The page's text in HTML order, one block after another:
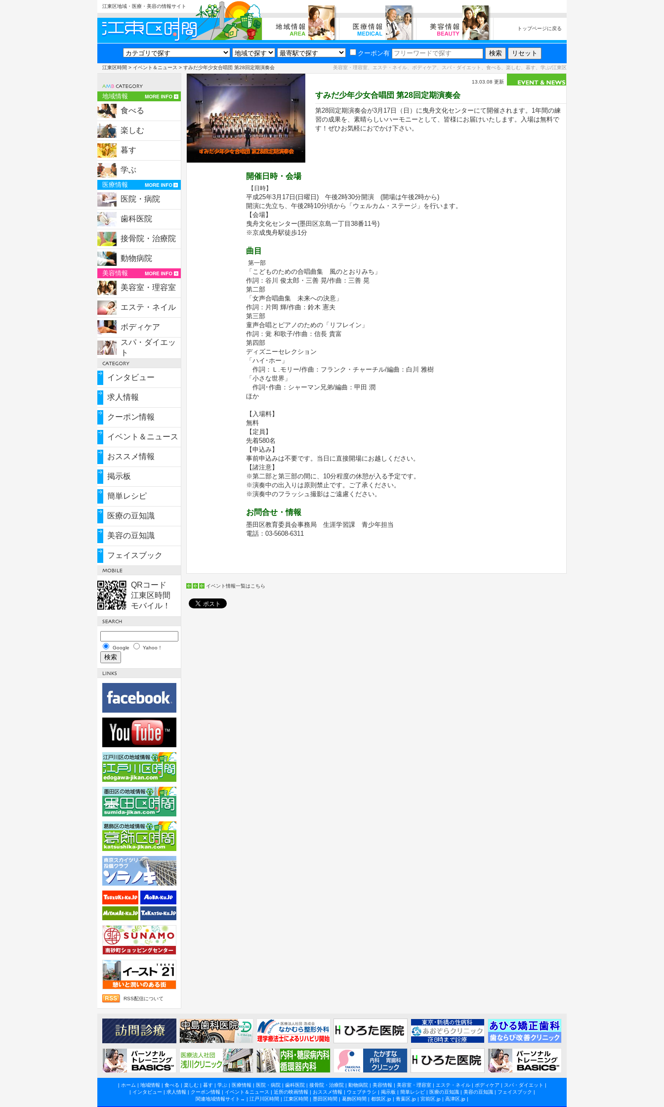
江東区地域・医療・美容の情報サイト
トップページに戻る
クーポン有
江東区時間 > イベント＆ニュース > すみだ少年少女合唱団 第28回定期演奏会 美容室・理容室、エステ・ネイル、ボディケア、スパ・ダイエット、食べる、楽しむ、暮す、学ぶ/江東区
地域情報
食べる
楽しむ
暮す
学ぶ
医療情報
医院・病院
歯科医院
接骨院・治療院
動物病院
美容情報
美容室・理容室
エステ・ネイル
ボディケア
スパ・ダイエッ
ト
インタビュー
求人情報
クーポン情報
イベント＆ニュース
おススメ情報
掲示板
簡単レシピ
医療の豆知識
美容の豆知識
フェイスブック
QRコード
江東区時間
モバイル！
Google Yahoo！
RSS配信について
13.03.08 更新
すみだ少年少女合唱団 第28回定期演奏会
第28回定期演奏会が3月17日（日）に曳舟文化センターにて開催されます。1年間の練
習の成果を、素晴らしいハーモニーとして、皆様にお届けいたします。入場は無料で
す！ぜひお気軽におでかけ下さい。
開催日時・会場
【日時】
平成25年3月17日(日曜日) 午後2時30分開演 (開場は午後2時から)
開演に先立ち、午後2時10分頃から「ウェルカム・ステージ」を行います。
【会場】
曳舟文化センター(墨田区京島一丁目38番11号)
※京成曳舟駅徒歩1分
曲目
第一部
「こどものための合唱曲集 風のとおりみち」
作詞：谷川 俊太郎・三善 晃/作曲：三善 晃
第二部
「女声合唱曲集 未来への決意」
作詞：片岡 輝/作曲：鈴木 憲夫
第三部
童声合唱とピアノのための「リフレイン」
作詞：覚 和歌子/作曲：信長 貴富
第四部
ディズニーセレクション
「ハイ･ホー」
作詞：Ｌ.モリー/作曲：フランク・チャーチル/編曲：白川 雅樹
「小さな世界」
作詞･作曲：シャーマン兄弟/編曲：甲田 潤
ほか
【入場料】
無料
【定員】
先着580名
【申込み】
事前申込みは不要です。当日に直接開場にお越しください。
【諸注意】
※第二部と第三部の間に、10分程度の休憩が入る予定です。
※演奏中の出入りは原則禁止です。ご了承ください。
※演奏中のフラッシュ撮影はご遠慮ください。
お問合せ・情報
墨田区教育委員会事務局 生涯学習課 青少年担当
電話：03-5608-6311
イベント情報一覧はこちら
| ホーム | 地域情報 | 食べる | 楽しむ| 暮す| 学ぶ| 医療情報 | 医院・病院| 歯科医院| 接骨院・治療院| 動物病院| 美容情報 | 美容室・理容室| エステ・ネイル| ボディケア | スパ・ダイエット |
| インタビュー | 求人情報 | クーポン情報 | イベント＆ニュース | 近所の映画情報 | おススメ情報 | ウェブチラシ | 掲示板 | 簡単レシピ| 医療の豆知識| 美容の豆知識| フェイスブック |
関連地域情報サイト→ | 江戸川区時間 | 江東区時間 | 墨田区時間 | 葛飾区時間 | 都筑区.jp | 青葉区.jp | 宮前区.jp | 高津区.jp |